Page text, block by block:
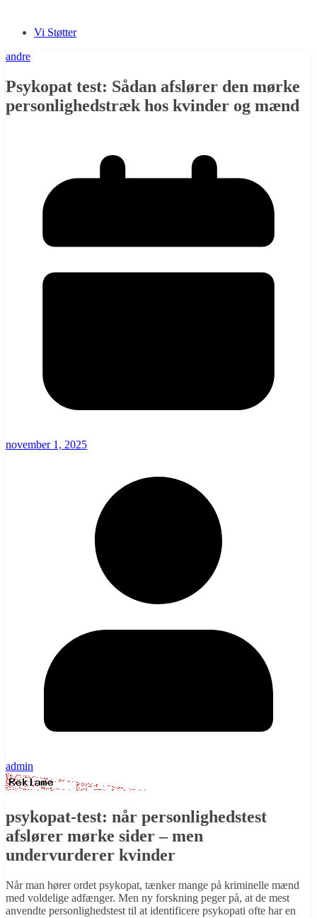
Vi Støtter
andre
Psykopat test: Sådan afslører den mørke
personlighedstræk hos kvinder og mænd
november 1, 2025
admin
psykopat-test: når personlighedstest
afslører mørke sider – men
undervurderer kvinder
Når man hører ordet psykopat, tænker mange på kriminelle mænd
med voldelige adfænger. Men ny forskning peger på, at de mest
anvendte personlighedstest til at identificere psykopati ofte har en